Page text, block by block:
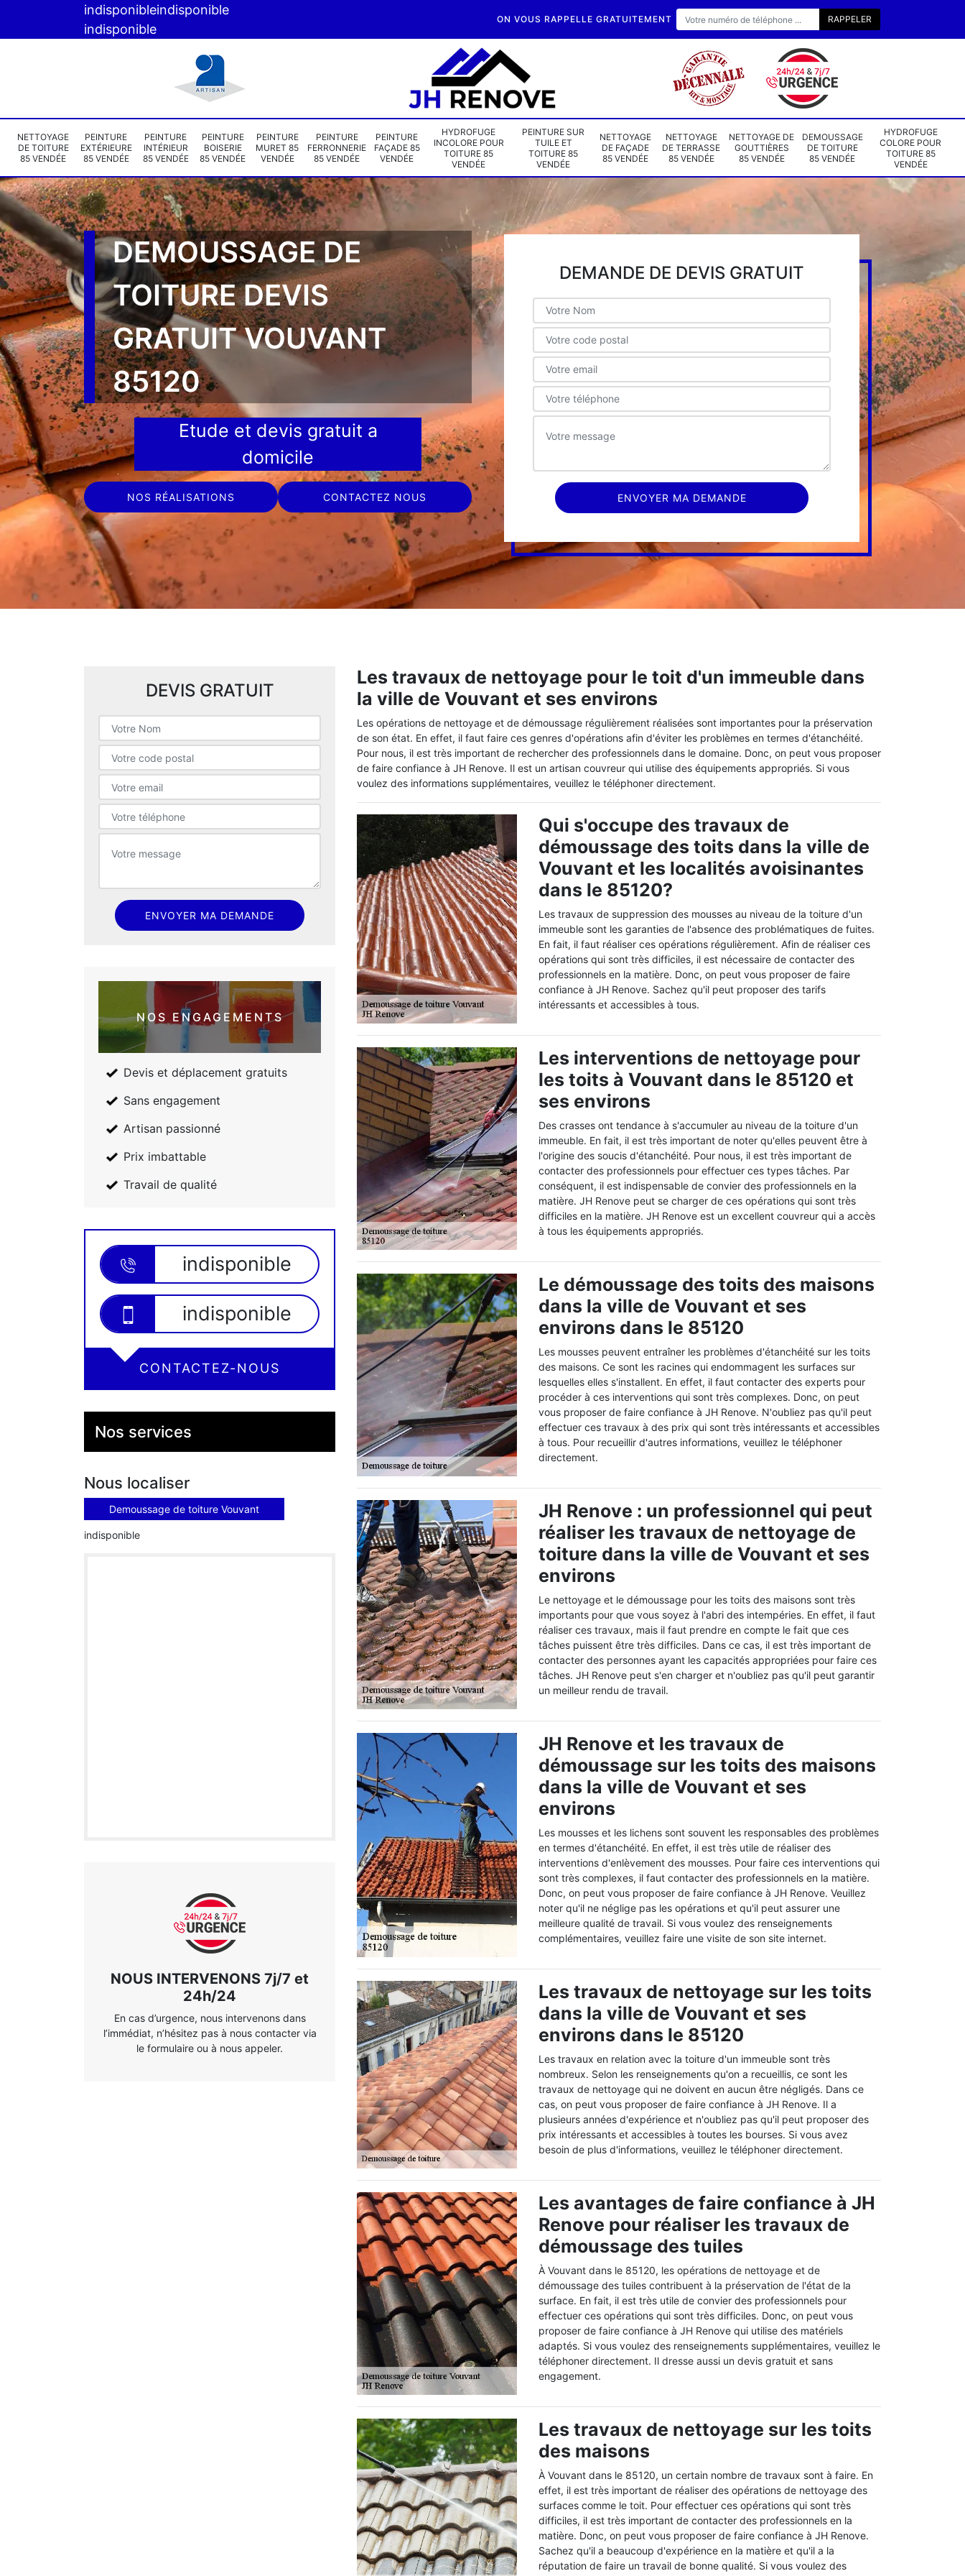
indisponibleindisponible
indisponible
ON VOUS RAPPELLE GRATUITEMENT
NETTOYAGE
DE TOITURE
85 VENDÉE
PEINTURE
EXTÉRIEURE
85 VENDÉE
PEINTURE
INTÉRIEUR
85 VENDÉE
PEINTURE
BOISERIE
85 VENDÉE
PEINTURE
MURET 85
VENDÉE
PEINTURE
FERRONNERIE
85 VENDÉE
PEINTURE
FAÇADE 85
VENDÉE
HYDROFUGE
INCOLORE POUR
TOITURE 85
VENDÉE
PEINTURE SUR
TUILE ET
TOITURE 85
VENDÉE
NETTOYAGE
DE FAÇADE
85 VENDÉE
NETTOYAGE
DE TERRASSE
85 VENDÉE
NETTOYAGE DE
GOUTTIÈRES
85 VENDÉE
DEMOUSSAGE
DE TOITURE
85 VENDÉE
HYDROFUGE
COLORE POUR
TOITURE 85
VENDÉE
DEMOUSSAGE DE
TOITURE DEVIS
GRATUIT VOUVANT
85120
Etude et devis gratuit a
domicile
NOS RÉALISATIONS CONTACTEZ NOUS
DEMANDE DE DEVIS GRATUIT
DEVIS GRATUIT
NOS ENGAGEMENTS
Devis et déplacement gratuits
Sans engagement
Artisan passionné
Prix imbattable
Travail de qualité
indisponible
indisponible
CONTACTEZ-NOUS
Nos services
Nous localiser
Demoussage de toiture Vouvant
indisponible
NOUS INTERVENONS 7j/7 et
24h/24
En cas d’urgence, nous intervenons dans
l’immédiat, n’hésitez pas à nous contacter via
le formulaire ou à nous appeler.
Les travaux de nettoyage pour le toit d'un immeuble dans
la ville de Vouvant et ses environs
Les opérations de nettoyage et de démoussage régulièrement réalisées sont importantes pour la préservation
de son état. En effet, il faut faire ces genres d'opérations afin d'éviter les problèmes en termes d'étanchéité.
Pour nous, il est très important de rechercher des professionnels dans le domaine. Donc, on peut vous proposer
de faire confiance à JH Renove. Il est un artisan couvreur qui utilise des équipements appropriés. Si vous
voulez des informations supplémentaires, veuillez le téléphoner directement.
Qui s'occupe des travaux de
démoussage des toits dans la ville de
Vouvant et les localités avoisinantes
dans le 85120?
Les travaux de suppression des mousses au niveau de la toiture d'un
immeuble sont les garanties de l'absence des problématiques de fuites.
En fait, il faut réaliser ces opérations régulièrement. Afin de réaliser ces
opérations qui sont très difficiles, il est nécessaire de contacter des
professionnels en la matière. Donc, on peut vous proposer de faire
confiance à JH Renove. Sachez qu'il peut proposer des tarifs
intéressants et accessibles à tous.
Les interventions de nettoyage pour
les toits à Vouvant dans le 85120 et
ses environs
Des crasses ont tendance à s'accumuler au niveau de la toiture d'un
immeuble. En fait, il est très important de noter qu'elles peuvent être à
l'origine des soucis d'étanchéité. Pour nous, il est très important de
contacter des professionnels pour effectuer ces types tâches. Par
conséquent, il est indispensable de convier des professionnels en la
matière. JH Renove peut se charger de ces opérations qui sont très
difficiles en la matière. JH Renove est un excellent couvreur qui a accès
à tous les équipements appropriés.
Le démoussage des toits des maisons
dans la ville de Vouvant et ses
environs dans le 85120
Les mousses peuvent entraîner les problèmes d'étanchéité sur les toits
des maisons. Ce sont les racines qui endommagent les surfaces sur
lesquelles elles s'installent. En effet, il faut contacter des experts pour
procéder à ces interventions qui sont très complexes. Donc, on peut
vous proposer de faire confiance à JH Renove. N'oubliez pas qu'il peut
effectuer ces travaux à des prix qui sont très intéressants et accessibles
à tous. Pour recueillir d'autres informations, veuillez le téléphoner
directement.
JH Renove : un professionnel qui peut
réaliser les travaux de nettoyage de
toiture dans la ville de Vouvant et ses
environs
Le nettoyage et le démoussage pour les toits des maisons sont très
importants pour que vous soyez à l'abri des intempéries. En effet, il faut
réaliser ces travaux, mais il faut prendre en compte le fait que ces
tâches puissent être très difficiles. Dans ce cas, il est très important de
contacter des personnes ayant les capacités appropriées pour faire ces
tâches. JH Renove peut s'en charger et n'oubliez pas qu'il peut garantir
un meilleur rendu de travail.
JH Renove et les travaux de
démoussage sur les toits des maisons
dans la ville de Vouvant et ses
environs
Les mousses et les lichens sont souvent les responsables des problèmes
en termes d'étanchéité. En effet, il est très utile de réaliser des
interventions d'enlèvement des mousses. Pour faire ces interventions qui
sont très complexes, il faut contacter des professionnels en la matière.
Donc, on peut vous proposer de faire confiance à JH Renove. Veuillez
noter qu'il ne néglige pas les opérations et qu'il peut assurer une
meilleure qualité de travail. Si vous voulez des renseignements
complémentaires, veuillez faire une visite de son site internet.
Les travaux de nettoyage sur les toits
dans la ville de Vouvant et ses
environs dans le 85120
Les travaux en relation avec la toiture d'un immeuble sont très
nombreux. Selon les renseignements qu'on a recueillis, ce sont les
travaux de nettoyage qui ne doivent en aucun être négligés. Dans ce
cas, on peut vous proposer de faire confiance à JH Renove. Il a
plusieurs années d'expérience et n'oubliez pas qu'il peut proposer des
prix intéressants et accessibles à toutes les bourses. Si vous avez
besoin de plus d'informations, veuillez le téléphoner directement.
Les avantages de faire confiance à JH
Renove pour réaliser les travaux de
démoussage des tuiles
À Vouvant dans le 85120, les opérations de nettoyage et de
démoussage des tuiles contribuent à la préservation de l'état de la
surface. En fait, il est très utile de convier des professionnels pour
effectuer ces opérations qui sont très difficiles. Donc, on peut vous
proposer de faire confiance à JH Renove qui utilise des matériels
adaptés. Si vous voulez des renseignements supplémentaires, veuillez le
téléphoner directement. Il dresse aussi un devis gratuit et sans
engagement.
Les travaux de nettoyage sur les toits
des maisons
À Vouvant dans le 85120, un certain nombre de travaux sont à faire. En
effet, il est très important de réaliser des opérations de nettoyage des
surfaces comme le toit. Pour effectuer ces opérations qui sont très
difficiles, il est très important de contacter des professionnels en la
matière. Donc, on peut vous proposer de faire confiance à JH Renove.
Sachez qu'il a beaucoup d'expérience en la matière et qu'il a la
réputation de faire un travail de bonne qualité. Si vous voulez des